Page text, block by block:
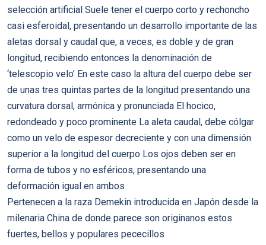
selección artificial Suele tener el cuerpo corto y rechoncho
casi esferoidal, presentando un desarrollo importante de las
aletas dorsal y caudal que, a veces, es doble y de gran
longitud, recibiendo entonces la denominación de
‘telescopio velo’ En este caso la altura del cuerpo debe ser
de unas tres quintas partes de la longitud presentando una
curvatura dorsal, armónica y pronunciada El hocico,
redondeado y poco prominente La aleta caudal, debe cólgar
como un velo de espesor decreciente y con una dimensión
superior a la longitud del cuerpo Los ojos deben ser en
forma de tubos y no esféricos, presentando una
deformación igual en ambos
Pertenecen a la raza Demekin introducida en Japón desde la
milenaria China de donde parece son originanos estos
fuertes, bellos y populares pececillos